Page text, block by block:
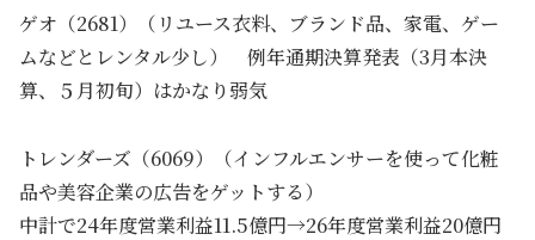
ゲオ（2681）（リユース衣料、ブランド品、家電、ゲー
ムなどとレンタル少し） 例年通期決算発表（3月本決
算、５月初旬）はかなり弱気
トレンダーズ（6069）（インフルエンサーを使って化粧
品や美容企業の広告をゲットする）
中計で24年度営業利益11.5億円→26年度営業利益20億円